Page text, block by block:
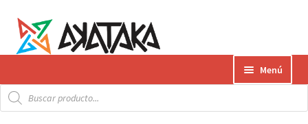
la
navegación
contenido
Menú
Productos
el
Búsqueda
de
productos